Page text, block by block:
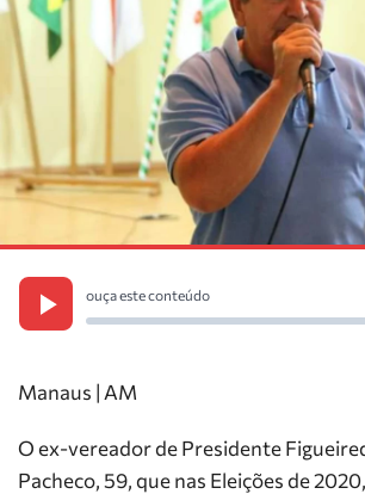
ouça este conteúdo
Manaus | AM
O ex-vereador de Presidente
Pacheco, 59, que nas Eleições de